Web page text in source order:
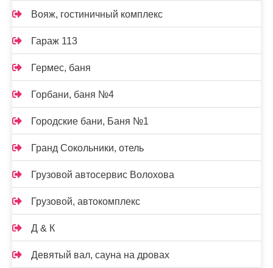
Вояж, гостиничный комплекс
Гараж 113
Гермес, баня
Горбани, баня №4
Городские бани, Баня №1
Гранд Сокольники, отель
Грузовой автосервис Волохова
Грузовой, автокомплекс
Д & К
Девятый вал, сауна на дровах